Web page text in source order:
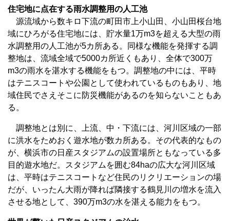
住宅地に点在する雨水調整用の人工池
源流域から数キロ下流の町田市上小山田、小山田桜台地
域にひろがる住宅地には、貯水量1万m3を超える大型の雨
水調整用の人工池が5カ所ある。同様な機能を発揮する調
整地は、流域全域で5000カ所近くもあり、全体で300万
m3の雨水を湛水する機能をもつ。調整地の中には、平時
はテニスコートや公園として使われているものもあり、地
域住民でさえそこに防災機能があるのを知らないこともあ
る。
調整地とは別に、上流、中・下流には、河川区域の一部
に洪水をためおく遊水地が数カ所ある。その代表的なもの
が、横浜市の日産スタジアムの設置場所ともなっている多
目的遊水地だ。スタジアムを囲む84haの広大な河川区域
は、平時はテニスコートなど住民のリクリエーションの場
だが、いったん大雨が降れば隣接する鶴見川の増水を流入
させる地として、390万m3の水を湛える能力をもつ。